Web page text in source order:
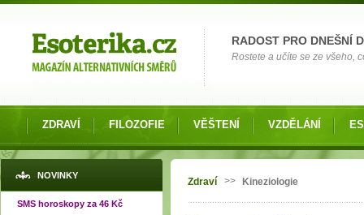
RADOST PRO DNEŠNÍ
Rostete a učíte se ze všeho,
ZDRAVÍ FILOZOFIE VĚŠTENÍ VZDĚLÁNÍ
NOVINKY
SMS horoskopy za 46 Kč
Jste zde
Zdraví >> Kineziologie